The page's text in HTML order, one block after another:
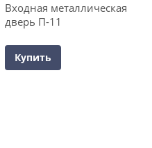
Входная металлическая
дверь П-11
Купить